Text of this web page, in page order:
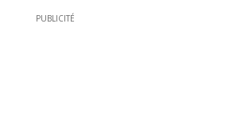
PUBLICITÉ